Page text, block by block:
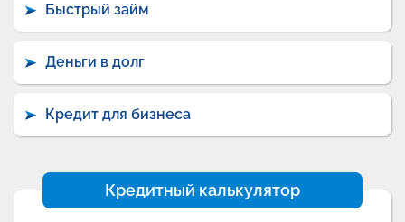
Быстрый займ
Деньги в долг
Кредит для бизнеса
Кредитный калькулятор